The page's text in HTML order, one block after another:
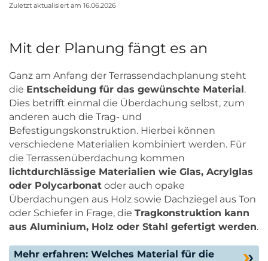
Zuletzt aktualisiert am 16.06.2026
Mit der Planung fängt es an
Ganz am Anfang der Terrassendachplanung steht
die Entscheidung für das gewünschte Material.
Dies betrifft einmal die Überdachung selbst, zum
anderen auch die Trag- und
Befestigungskonstruktion. Hierbei können
verschiedene Materialien kombiniert werden. Für
die Terrassenüberdachung kommen
lichtdurchlässige Materialien wie Glas, Acrylglas
oder Polycarbonat oder auch opake
Überdachungen aus Holz sowie Dachziegel aus Ton
oder Schiefer in Frage, die Tragkonstruktion kann
aus Aluminium, Holz oder Stahl gefertigt werden.
Mehr erfahren: Welches Material für die